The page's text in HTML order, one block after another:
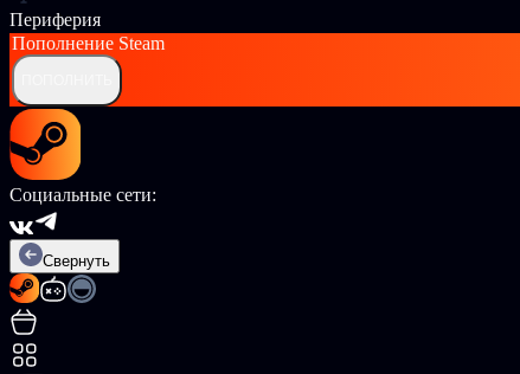
Периферия
Пополнение Steam
Социальные сети:
Свернуть